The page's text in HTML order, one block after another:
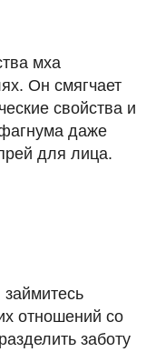
мха
Он смягчает
свойства и
даже
для лица.
отношений со
заботу